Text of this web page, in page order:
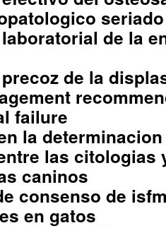
seriado
de la
de la
failure
la
las citologias
caninos
consenso de
en gatos